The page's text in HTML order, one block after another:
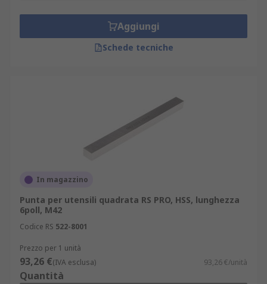
Aggiungi
Schede tecniche
In magazzino
Punta per utensili quadrata RS PRO, HSS, lunghezza
6poll, M42
Codice RS 522-8001
Prezzo per 1 unità
93,26 €(IVA esclusa) 93,26 €/unità
Quantità